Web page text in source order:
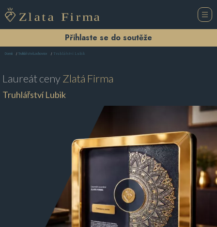
Přihlaste se do soutěže
Domů Truhlářství Lochovice Truhlářství Lubik
Laureát cenyZlatá Firma
Truhlářství Lubik